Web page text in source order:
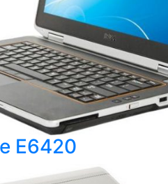
E6420